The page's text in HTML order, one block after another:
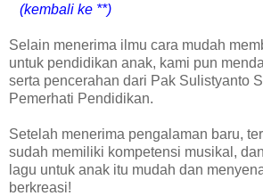
(kembali ke **)
Selain menerima ilmu cara mudah
untuk pendidikan anak, kami pun
serta pencerahan dari Pak Sulistyanto
Pemerhati Pendidikan.
Setelah menerima pengalaman baru,
sudah memiliki kompetensi musikal,
lagu untuk anak itu mudah dan
berkreasi!